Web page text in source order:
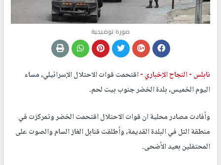
صورة توضيحية
نابلس -النجاح الإخباري -اقتحمت قوات الاحتلال الإسرائيلي، مساء
اليوم الخميس، بلدة الخضر جنوب بيت لحم.
وأفادت مصادر محلية ان قوات الاحتلال اقتحمت الخضر وتمركزت في
منطقة التل في البلدة القديمة، وأطلقت قنابل الغاز السام والصوت على
المحتفلين بعيد الأضحى.